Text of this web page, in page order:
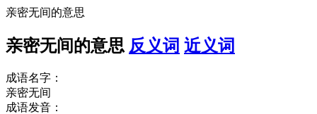
亲密无间的意思
亲密无间的意思 反义词 近义词
成语名字：
亲密无间
成语发音：